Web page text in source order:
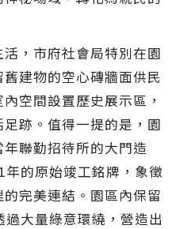
，市府社會局特別在園
建物的空心磚牆面供民
空間設置歷史展示區，
跡。值得一提的是，園
聯勤招待所的大門造
的原始竣工銘牌，象徵
完美連結。園區內保留
大量綠意環繞，營造出